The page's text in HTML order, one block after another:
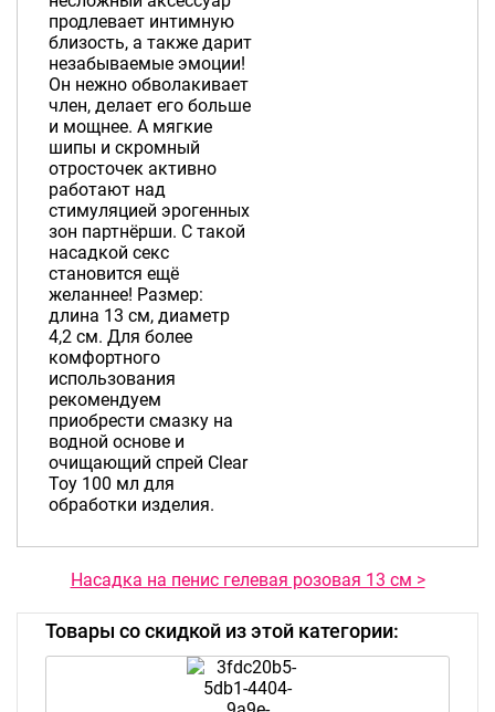
продлевает интимную
близость, а также дарит
незабываемые эмоции!
Он нежно обволакивает
член, делает его больше
и мощнее. А мягкие
шипы и скромный
отросточек активно
работают над
стимуляцией эрогенных
зон партнёрши. С такой
насадкой секс
становится ещё
желаннее! Размер:
длина 13 см, диаметр
4,2 см. Для более
комфортного
использования
рекомендуем
приобрести смазку на
водной основе и
очищающий спрей Clear
Toy 100 мл для
обработки изделия.
Насадка на пенис гелевая розовая 13 см >
Товары со скидкой из этой категории: